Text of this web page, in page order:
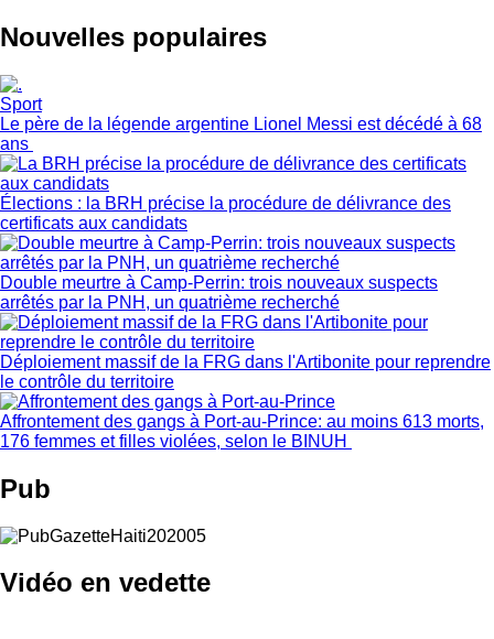
Nouvelles populaires
Sport
Le père de la légende argentine Lionel Messi est décédé à 68
ans
Élections : la BRH précise la procédure de délivrance des
certificats aux candidats
Double meurtre à Camp-Perrin: trois nouveaux suspects
arrêtés par la PNH, un quatrième recherché
Déploiement massif de la FRG dans l'Artibonite pour reprendre
le contrôle du territoire
Affrontement des gangs à Port-au-Prince: au moins 613 morts,
176 femmes et filles violées, selon le BINUH
Pub
Vidéo en vedette